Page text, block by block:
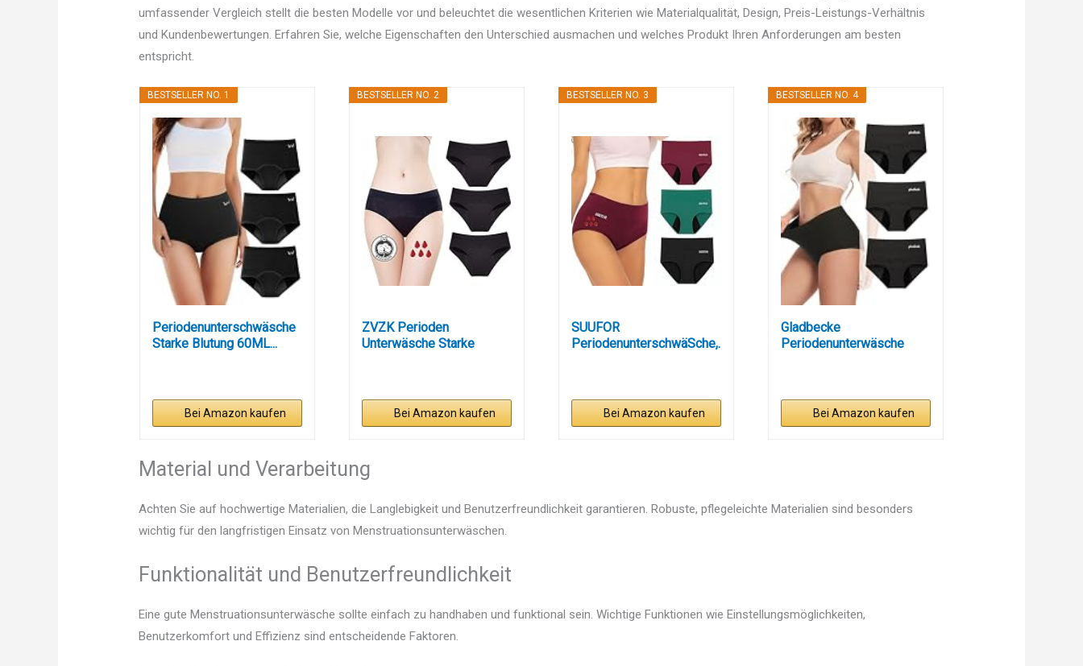
umfassender Vergleich stellt die besten Modelle vor und beleuchtet die wesentlichen Kriterien wie Materialqualität, Design, Preis-Leistungs-Verhältnis
und Kundenbewertungen. Erfahren Sie, welche Eigenschaften den Unterschied ausmachen und welches Produkt Ihren Anforderungen am besten
entspricht.
BESTSELLER NO. 1
Periodenunterschwäsche
Starke Blutung 60ML...
Bei Amazon kaufen
BESTSELLER NO. 2
ZVZK Perioden
Unterwäsche Starke
Bei Amazon kaufen
BESTSELLER NO. 3
SUUFOR
PeriodenunterschwäSche,.
Bei Amazon kaufen
BESTSELLER NO. 4
Gladbecke
Periodenunterwäsche
Bei Amazon kaufen
Material und Verarbeitung
Achten Sie auf hochwertige Materialien, die Langlebigkeit und Benutzerfreundlichkeit garantieren. Robuste, pflegeleichte Materialien sind besonders
wichtig für den langfristigen Einsatz von Menstruationsunterwäschen.
Funktionalität und Benutzerfreundlichkeit
Eine gute Menstruationsunterwäsche sollte einfach zu handhaben und funktional sein. Wichtige Funktionen wie Einstellungsmöglichkeiten,
Benutzerkomfort und Effizienz sind entscheidende Faktoren.